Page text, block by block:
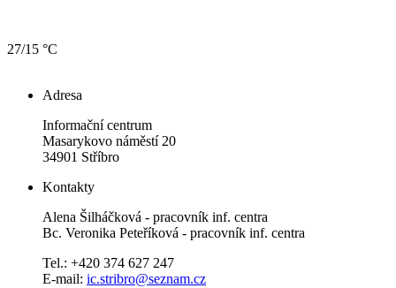
27/15 °C
Adresa
Informační centrum
Masarykovo náměstí 20
34901 Stříbro
Kontakty
Alena Šilháčková - pracovník inf. centra
Bc. Veronika Peteříková - pracovník inf. centra
Tel.: +420 374 627 247
E-mail: ic.stribro@seznam.cz